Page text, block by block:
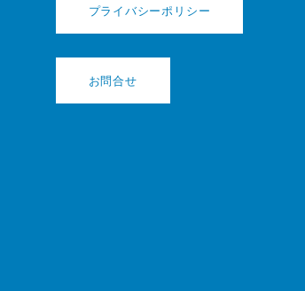
プライバシーポリシー
お問合せ